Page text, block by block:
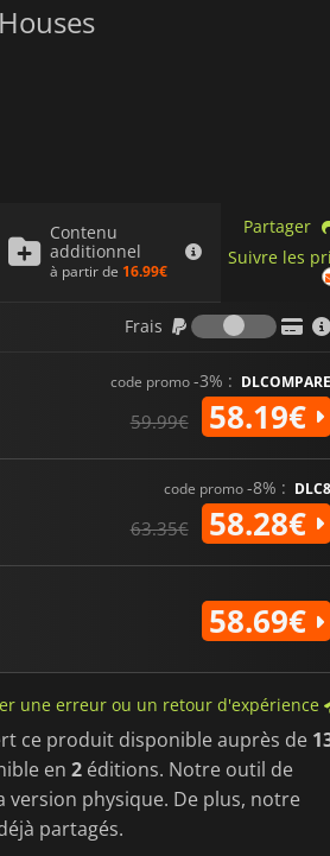
avec trois autres
Contenu
additionnel
à partir de 16.99€
Partager
Suivre les
Frais
Frais
code promo-3% : DLCOMPARE
59.99€ 58.19€
code promo-8% : DLC8
63.35€ 58.28€
58.69€
une erreur ou un retour d'expérience
ce produit disponible auprès de
en 2 éditions. Notre outil de
version physique. De plus, notre
partagés.